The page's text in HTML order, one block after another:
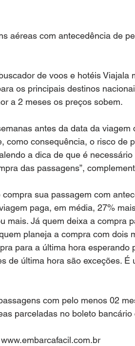
aéreas com antecedência de
de voos e hotéis
os principais destinos
a 2 meses os preços sobem.
antes da data da
como consequência, o risco de
a dica de que é
das passagens”,
sua passagem com
paga, em média, 27%
mais. Já quem deixa a compra
planeja a compra com dois
para a última hora esperando
de última hora são exceções. É
com pelo menos 02
parceladas no boleto